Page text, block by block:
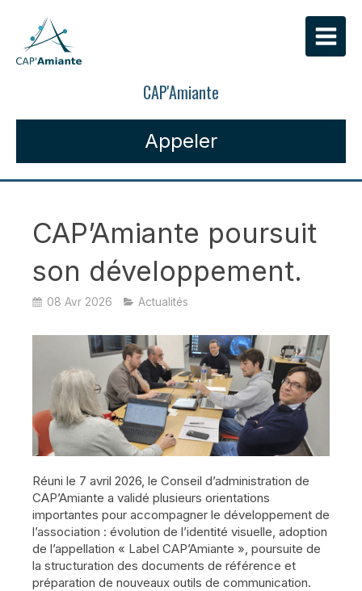
CAP'Amiante
Appeler
CAP’Amiante poursuit
son développement.
08 Avr 2026 Actualités
Réuni le 7 avril 2026, le Conseil d’administration de
CAP’Amiante a validé plusieurs orientations
importantes pour accompagner le développement de
l’association : évolution de l’identité visuelle, adoption
de l’appellation « Label CAP’Amiante », poursuite de
la structuration des documents de référence et
préparation de nouveaux outils de communication.